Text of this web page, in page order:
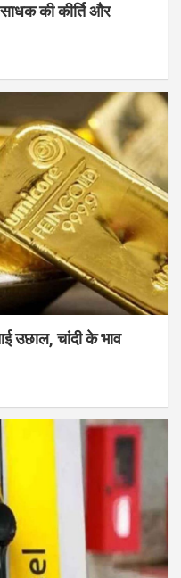
की कीर्ति और
उछाल, चांदी के भाव